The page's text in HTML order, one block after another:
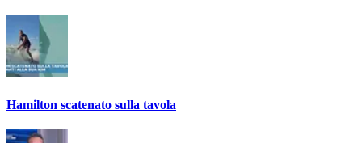
Hamilton scatenato sulla tavola